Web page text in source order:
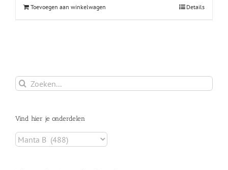
Toevoegen aan winkelwagen Details
Zoeken
naar:
Vind hier je onderdelen